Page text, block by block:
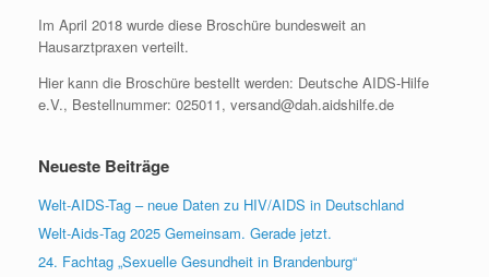
Im April 2018 wurde diese Broschüre bundesweit an
Hausarztpraxen verteilt.
Hier kann die Broschüre bestellt werden: Deutsche AIDS-Hilfe
e.V., Bestellnummer: 025011, versand@dah.aidshilfe.de
Neueste Beiträge
Welt-AIDS-Tag – neue Daten zu HIV/AIDS in Deutschland
Welt-Aids-Tag 2025 Gemeinsam. Gerade jetzt.
24. Fachtag „Sexuelle Gesundheit in Brandenburg“